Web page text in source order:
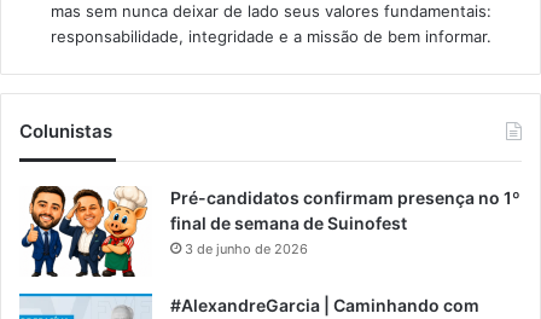
mas sem nunca deixar de lado seus valores fundamentais:
responsabilidade, integridade e a missão de bem informar.​
Colunistas
Pré-candidatos confirmam presença no 1º
final de semana de Suinofest
3 de junho de 2026
#AlexandreGarcia | Caminhando com